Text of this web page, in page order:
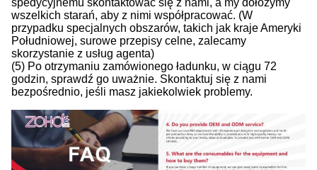
wszelkich starań, aby z nimi współpracować. (W
przypadku specjalnych obszarów, takich jak kraje Ameryki
Południowej, surowe przepisy celne, zalecamy
skorzystanie z usług agenta)
(5) Po otrzymaniu zamówionego ładunku, w ciągu 72
godzin, sprawdź go uważnie. Skontaktuj się z nami
bezpośrednio, jeśli masz jakiekolwiek problemy.